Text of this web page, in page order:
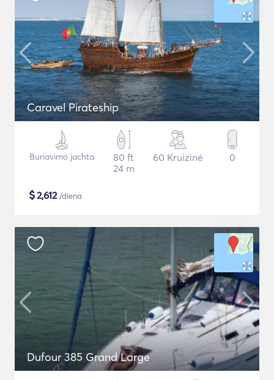
Caravel Pirateship
Buriavimo jachta
80 ft
24 m
60 Kruizinė 0
$2,612/diena
Dufour 385 Grand Large